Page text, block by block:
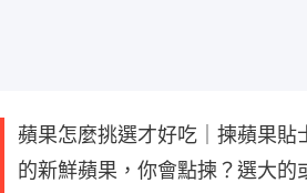
蘋果怎麼挑選才好吃｜揀蘋果貼
的新鮮蘋果，你會點揀？選大的